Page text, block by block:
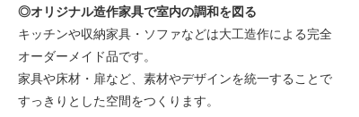
◎オリジナル造作家具で室内の調和を図る
キッチンや収納家具・ソファなどは大工造作による完全
オーダーメイド品です。
家具や床材・扉など、素材やデザインを統一することで
すっきりとした空間をつくります。